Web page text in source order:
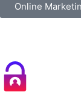
Online